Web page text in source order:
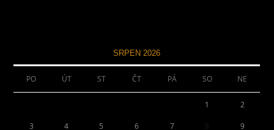
SRPEN 2026
PO ÚT ST ČT PÁ SO NE
1 2
3 4 5 6 7 9